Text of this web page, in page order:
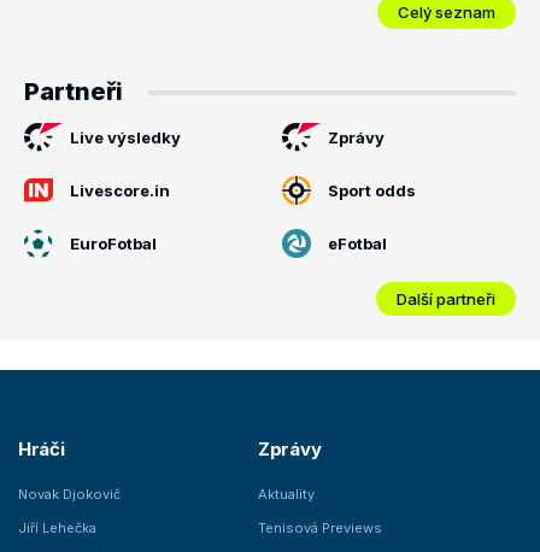
Celý seznam
Partneři
Live výsledky Zprávy
Livescore.in Sport odds
EuroFotbal eFotbal
Další partneři
Hráči
Novak Djokovič
Jiří Lehečka
Zprávy
Aktuality
Tenisová Previews